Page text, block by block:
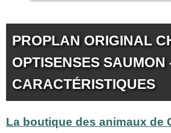
PROPLAN ORIGINAL
OPTISENSES SAUMON
CARACTÉRISTIQUES
La boutique des animaux de